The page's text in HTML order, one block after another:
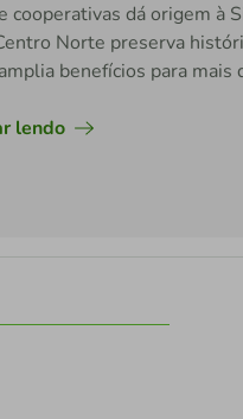
cooperativas dá origem à
Norte preserva
benefícios para mais
lendo